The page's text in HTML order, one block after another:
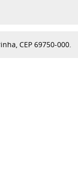
CEP 69750-000.